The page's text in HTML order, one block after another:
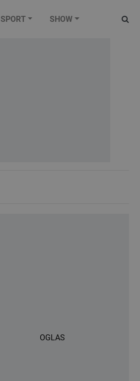
SPORT SHOW
OGLAS